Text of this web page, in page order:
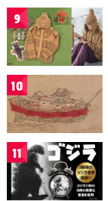
9
10
11